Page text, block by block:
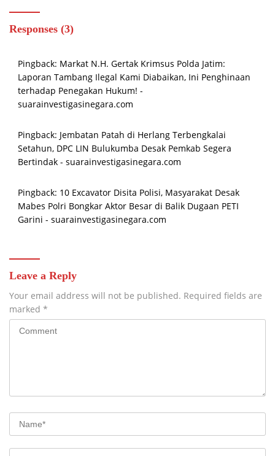
Responses (3)
Pingback: Markat N.H. Gertak Krimsus Polda Jatim:
Laporan Tambang Ilegal Kami Diabaikan, Ini Penghinaan
terhadap Penegakan Hukum! -
suarainvestigasinegara.com
Pingback: Jembatan Patah di Herlang Terbengkalai
Setahun, DPC LIN Bulukumba Desak Pemkab Segera
Bertindak - suarainvestigasinegara.com
Pingback: 10 Excavator Disita Polisi, Masyarakat Desak
Mabes Polri Bongkar Aktor Besar di Balik Dugaan PETI
Garini - suarainvestigasinegara.com
Leave a Reply
Your email address will not be published. Required fields are
marked *